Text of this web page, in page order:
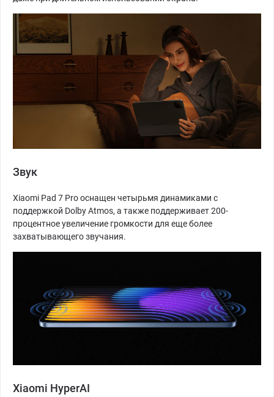
Звук
Xiaomi Pad 7 Pro оснащен четырьмя динамиками с
поддержкой Dolby Atmos, а также поддерживает 200-
процентное увеличение громкости для еще более
захватывающего звучания.
Xiaomi HyperAI